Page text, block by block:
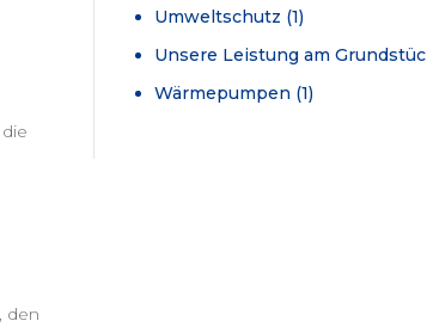
den
Umweltschutz (1)
Unsere Leistung am
Wärmepumpen (1)